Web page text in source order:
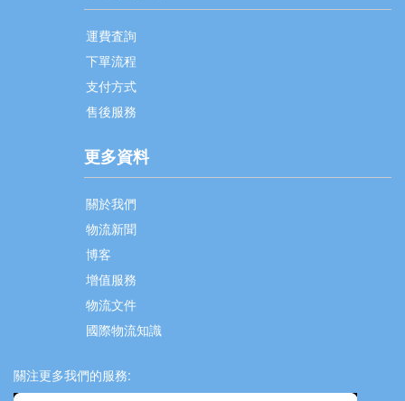
運費査詢
下單流程
支付方式
售後服務
更多資料
關於我們
物流新聞
博客
增值服務
物流文件
國際物流知識
關注更多我們的服務: